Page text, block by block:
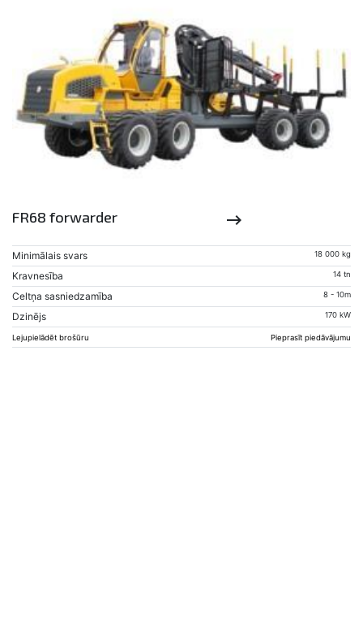
FR68 forwarder keyboard_backspace
Minimālais svars 18 000 kg
Kravnesība 14 tn
Celtņa sasniedzamība 8 - 10m
Dzinējs 170 kW
Lejupielādēt brošūru Pieprasīt piedāvājumu